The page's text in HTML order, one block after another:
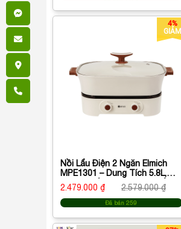
4%
GIẢM
Nồi Lẩu Điện 2 Ngăn Elmich
MPE1301 – Dung Tích 5.8L,
Công Suất 2250W, Lòng Nồi
Ceramic Cao Cấp
2.479.000 ₫ 2.579.000 ₫
Đã bán 259